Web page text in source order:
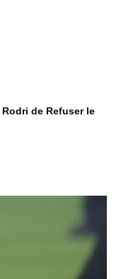
de Refuser le